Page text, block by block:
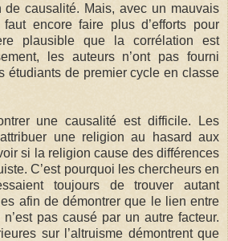
de causalité. Mais, avec un mauvais
encore faire plus d’efforts pour
plausible que la corrélation est
les auteurs n’ont pas fourni
étudiants de premier cycle en classe
une causalité est difficile. Les
une religion au hasard aux
si la religion cause des différences
C’est pourquoi les chercheurs en
toujours de trouver autant
afin de démontrer que le lien entre
pas causé par un autre facteur.
sur l’altruisme démontrent que